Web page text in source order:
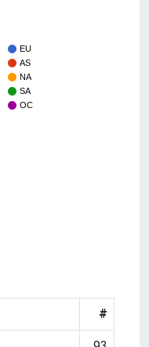
EU
AS
NA
SA
OC
#